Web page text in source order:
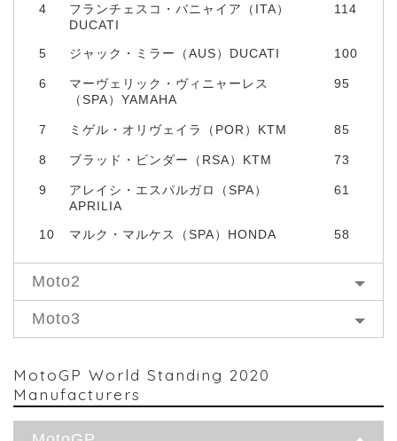
4
フランチェスコ・バニャイア（ITA）
DUCATI
114
5 ジャック・ミラー（AUS）DUCATI 100
6
マーヴェリック・ヴィニャーレス
（SPA）YAMAHA
95
7 ミゲル・オリヴェイラ（POR）KTM 85
8 ブラッド・ビンダー（RSA）KTM 73
9
アレイシ・エスパルガロ（SPA）
APRILIA
61
10 マルク・マルケス（SPA）HONDA 58
Moto2
Moto3
MotoGP World Standing 2020
Manufacturers